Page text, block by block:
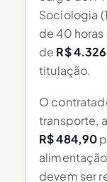
Sociologia
de 40
de R$
titulação.
O
transporte,
R$ 484,90
devem ser